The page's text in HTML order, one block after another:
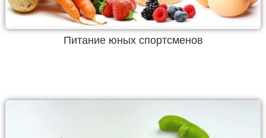
Питание юных спортсменов